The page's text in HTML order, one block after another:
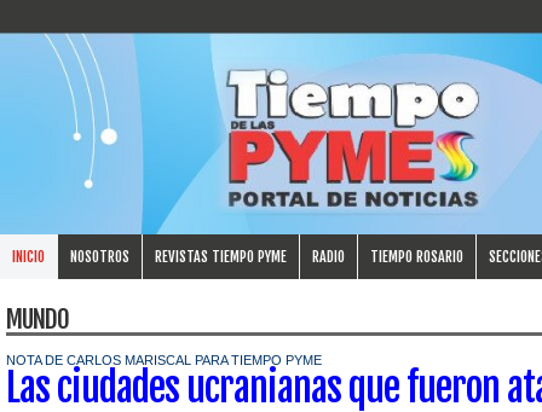
INICIO NOSOTROS REVISTAS TIEMPO PYME RADIO TIEMPO ROSARIO
MUNDO
NOTA DE CARLOS MARISCAL PARA TIEMPO PYME
Las ciudades ucranianas que fueron